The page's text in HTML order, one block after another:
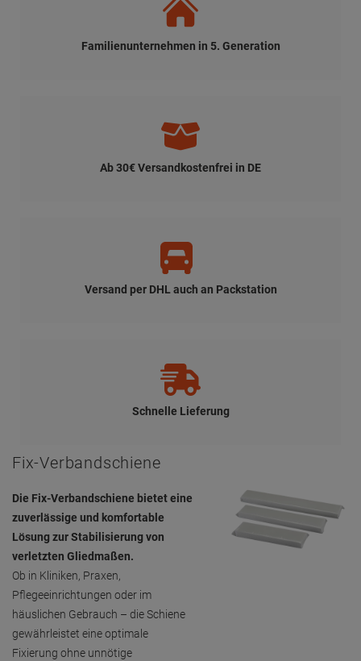
Familienunternehmen in 5. Generation
Ab 30€ Versandkostenfrei in DE
Versand per DHL auch an Packstation
Schnelle Lieferung
Fix-Verbandschiene
Die Fix-Verbandschiene bietet eine
zuverlässige und komfortable
Lösung zur Stabilisierung von
verletzten Gliedmaßen.
Ob in Kliniken, Praxen,
Pflegeeinrichtungen oder im
häuslichen Gebrauch – die Schiene
gewährleistet eine optimale
Fixierung ohne unnötige